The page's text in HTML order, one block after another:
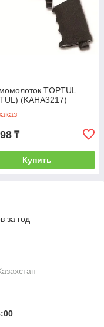
TOPTUL
(KAHA3217)
₸
Купить
за год